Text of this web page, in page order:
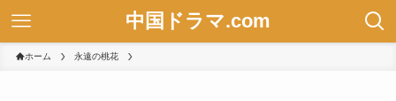
中国ドラマ.com
ホーム 永遠の桃花